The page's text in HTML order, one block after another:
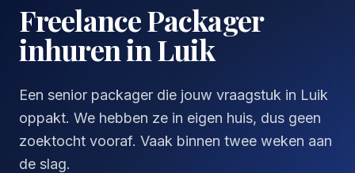
Freelance Packager
inhuren in Luik
Een senior packager die jouw vraagstuk in Luik
oppakt. We hebben ze in eigen huis, dus geen
zoektocht vooraf. Vaak binnen twee weken aan
de slag.